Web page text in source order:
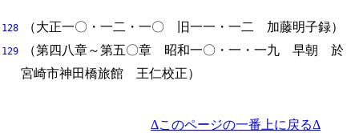
128 （大正一〇・一二・一〇 旧一一・一二 加藤明子録）
129
（第四八章～第五〇章 昭和一〇・一・一九 早朝 於
宮崎市神田橋旅館 王仁校正）
Δこのページの一番上に戻るΔ